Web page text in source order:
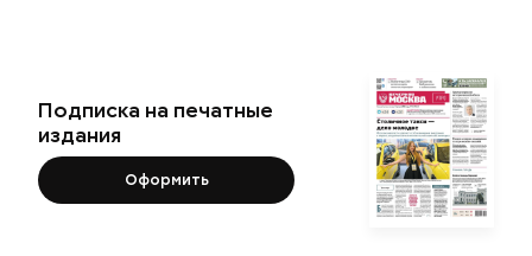
Подписка на печатные
издания
Оформить